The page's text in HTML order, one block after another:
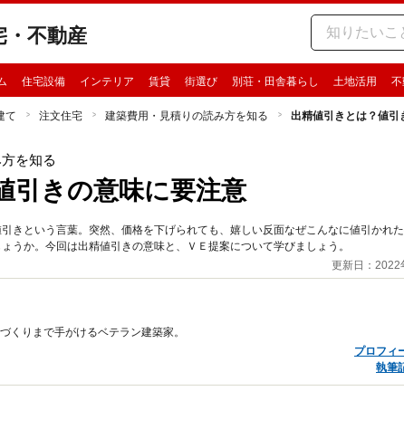
・不動産
住宅設備 インテリア 賃貸 街選び 別荘・田舎暮らし 土地活用 不
て 注文住宅 建築費用・見積りの読み方を知る 出精値引きとは？値引
を知る
引きの意味に要注意
きという言葉。突然、価格を下げられても、嬉しい反面なぜこんなに値引かれ
うか。今回は出精値引きの意味と、ＶＥ提案について学びましょう。
更新日：2022
くりまで手がけるベテラン建築家。
プロフィ
執筆